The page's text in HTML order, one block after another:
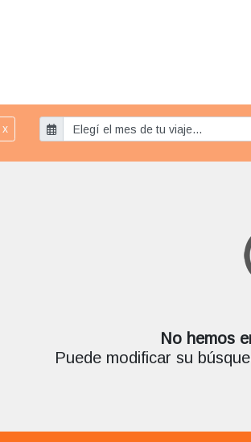
x
No hemos
Puede modificar su